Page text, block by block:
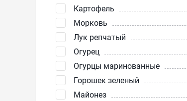
Картофель
Морковь
Лук репчатый
Огурец
Огурцы маринованные
Горошек зеленый
Майонез